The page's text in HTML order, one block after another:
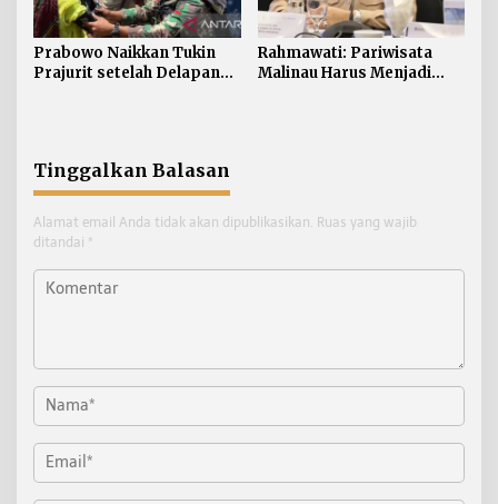
Prabowo Naikkan Tukin
Prajurit setelah Delapan
Rahmawati: Pariwisata
Malinau Harus Menjadi
Tinggalkan Balasan
Alamat email Anda tidak akan dipublikasikan. Ruas yang wajib
ditandai *